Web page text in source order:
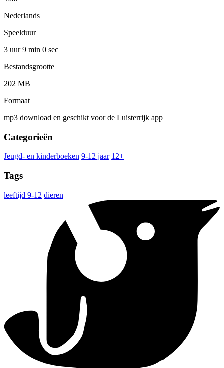
Nederlands
Speelduur
3 uur 9 min 0 sec
Bestandsgrootte
202 MB
Formaat
mp3 download en geschikt voor de Luisterrijk app
Categorieën
Jeugd- en kinderboeken 9-12 jaar 12+
Tags
leeftijd 9-12 dieren